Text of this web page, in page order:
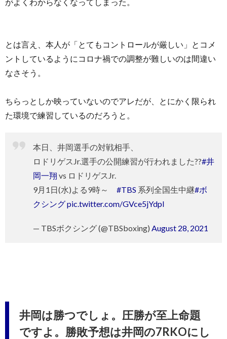
とは言え、本人が「とてもコントロールが厳しい」とコメ
ントしているようにコロナ禍での調整が難しいのは間違い
なさそう。
ちらっとしか映っていないのでアレだが、とにかく限られ
た環境で練習しているのだろうと。
本日、井岡選手の対戦相手、
ロドリゲスJr.選手の公開練習が行われました??#井
岡一翔 vs ロドリゲスJr.
9月1日(水)よる9時～ #TBS 系列全国生中継#ボ
クシングpic.twitter.com/GVce5jYdpl
— TBSボクシング (@TBSboxing) August 28, 2021
井岡は勝つでしょ。圧勝が至上命題
ですよ。勝敗予想は井岡の7RKOにし